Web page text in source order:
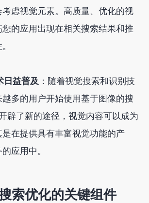
虑视觉元素。高质量、优化的视
的应用出现在相关搜索结果和推
日益普及 ：随着视觉搜索和识别技
多的用户开始使用基于图像的搜
辟了新的途径，视觉内容可以成为
在提供具有丰富视觉功能的产
应用中。
索优化的关键组件